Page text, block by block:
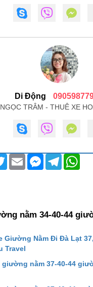
Di Động
NGỌC TRÂM - THUÊ XE
TwitterEmail Messenger
Telegram
nằm 34-40-44
Giường Nằm Đi Đà Lạt
Travel
giường nằm 37-40-44